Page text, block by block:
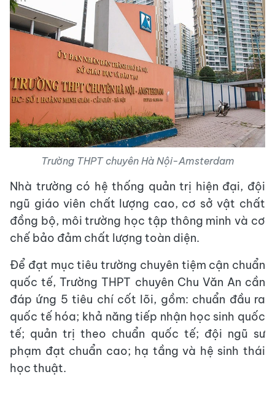
Trường THPT chuyên Hà Nội-Amsterdam
Nhà trường có hệ thống quản trị hiện đại, đội
ngũ giáo viên chất lượng cao, cơ sở vật chất
đồng bộ, môi trường học tập thông minh và cơ
chế bảo đảm chất lượng toàn diện.
Để đạt mục tiêu trường chuyên tiệm cận chuẩn
quốc tế, Trường THPT chuyên Chu Văn An cần
đáp ứng 5 tiêu chí cốt lõi, gồm: chuẩn đầu ra
quốc tế hóa; khả năng tiếp nhận học sinh quốc
tế; quản trị theo chuẩn quốc tế; đội ngũ sư
phạm đạt chuẩn cao; hạ tầng và hệ sinh thái
học thuật.